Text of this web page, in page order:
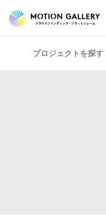
プロジェクトを探す